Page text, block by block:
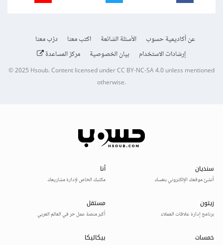
عن أكاديمية حسوب الأسئلة الشائعة اكتب معنا
درّب معنا
إرشادات الاستخدام
بيان الخصوصية مركز المساعدة
© 2025Hsoub.Content licensed underCC BY-NC-SA 4.0unless mentioned
otherwise.